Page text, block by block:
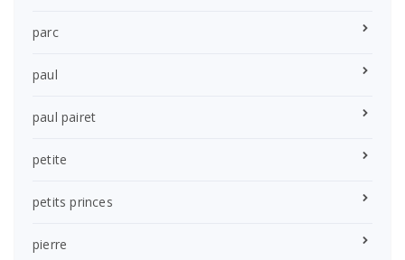
parc
paul
paul pairet
petite
petits princes
pierre